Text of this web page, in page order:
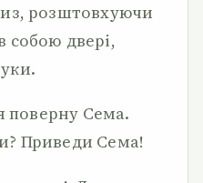
розштовхуючи
двері,
поверну Сема.
Приведи Сема!